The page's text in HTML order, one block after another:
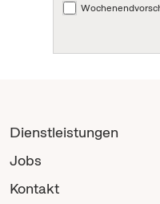
Dienstleistungen
Jobs
Kontakt